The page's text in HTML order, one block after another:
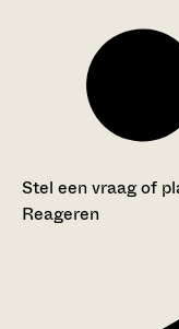
Stel een vraag of
Reageren